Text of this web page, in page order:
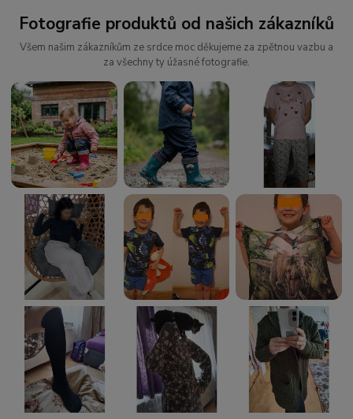
Fotografie produktů od našich zákazníků
Všem našim zákazníkům ze srdce moc děkujeme za zpětnou vazbu a
za všechny ty úžasné fotografie.